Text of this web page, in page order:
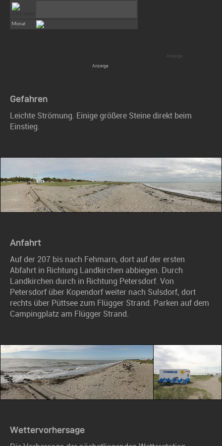
Gefahren
Leichte Strömung. Einige größere Steine direkt beim
Einstieg.
Anfahrt
Auf der 207 bis nach Fehmarn, dort auf der ersten
Abfahrt in Richtung Landkirchen abbiegen. Durch
Landkirchen durch in Richtung Petersdorf. Von
Petersdorf über Kopendorf weiter nach Sulsdorf, dort
rechts über Püttsee zum Flügger Strand. Parken auf dem
Campingplatz am Flügger Strand.
Wettervorhersage